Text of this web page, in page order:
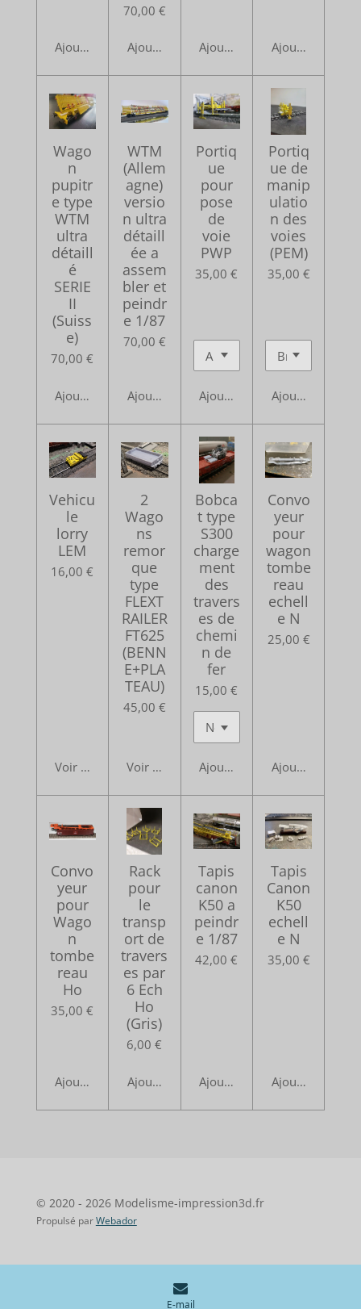
Ajouter au panier
70,00 €
Ajouter au panierAjouter au panierAjouter au
Wago
n
pupitr
e type
WTM
ultra
détaill
é
SERIE
II
(Suiss
e)
70,00 €
Ajouter au panier
WTM
(Allem
agne)
versio
n ultra
détaill
ée a
assem
bler et
peindr
e 1/87
70,00 €
Ajouter au panier
Portiq
ue
pour
pose
de
voie
PWP
35,00 €
Ajouter au panier
Portiq
ue de
manip
ulatio
n des
voies
(PEM)
35,00 €
Ajouter au
Vehicu
le
lorry
LEM
16,00 €
Voir les détails
2
Wago
ns
remor
que
type
FLEXT
RAILER
FT625
(BENN
E+PLA
TEAU)
45,00 €
Voir les détails
Bobca
t type
S300
charge
ment
des
travers
es de
chemi
n de
fer
15,00 €
Ajouter au panier
Convo
yeur
pour
wagon
tombe
reau
echell
e N
25,00 €
Ajouter au
Convo
yeur
pour
Wago
n
tombe
reau
Ho
35,00 €
Ajouter au panier
Rack
pour
le
transp
ort de
travers
es par
6 Ech
Ho
(Gris)
6,00 €
Ajouter au panier
Tapis
canon
K50 a
peindr
e 1/87
42,00 €
Ajouter au panier
Tapis
Canon
K50
echell
e N
35,00 €
Ajouter au
© 2020 - 2026 Modelisme-impression3d.fr
Propulsé par Webador
E-mail